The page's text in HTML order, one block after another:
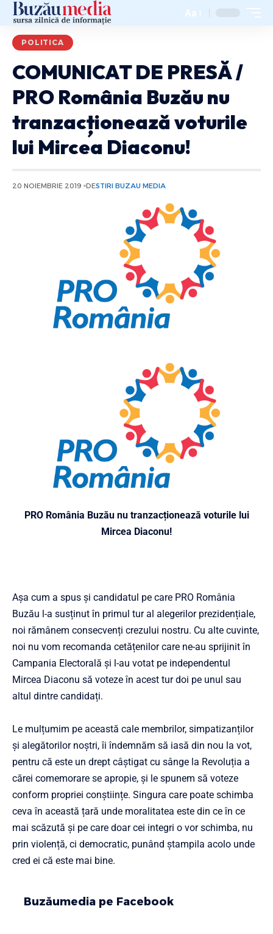
Aa
POLITICA
COMUNICAT DE PRESĂ /
PRO România Buzău nu
tranzacționează voturile
lui Mircea Diaconu!
20 NOIEMBRIE 2019 DESTIRI BUZAU MEDIA
PRO România Buzău nu tranzacționează voturile lui
Mircea Diaconu!
Așa cum a spus și candidatul pe care PRO România
Buzău l-a susținut în primul tur al alegerilor prezidențiale,
noi rămânem consecvenți crezului nostru. Cu alte cuvinte,
noi nu vom recomanda cetățenilor care ne-au sprijinit în
Campania Electorală și l-au votat pe independentul
Mircea Diaconu să voteze în acest tur doi pe unul sau
altul dintre candidați.
Le mulțumim pe această cale membrilor, simpatizanților
și alegătorilor noștri, îi îndemnăm să iasă din nou la vot,
pentru că este un drept câștigat cu sânge la Revoluția a
cărei comemorare se apropie, și le spunem să voteze
conform propriei conștiințe. Singura care poate schimba
ceva în această țară unde moralitatea este din ce în ce
mai scăzută și pe care doar cei integri o vor schimba, nu
prin violență, ci democratic, punând ștampila acolo unde
cred ei că este mai bine.
Buzăumedia pe Facebook